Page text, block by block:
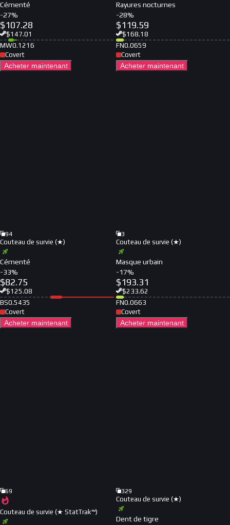
Cémenté
-27%
$107.28
$147.01
MW0.1216
Covert
Acheter maintenant
Rayures nocturnes
-28%
$119.59
$168.18
FN0.0659
Covert
Acheter maintenant
94
Couteau de survie (★)
Cémenté
-33%
$82.75
$125.08
BS0.5435
Covert
Acheter maintenant
3
Couteau de survie (★)
Masque urbain
-17%
$193.31
$233.62
FN0.0663
Covert
Acheter maintenant
69
Couteau de survie (★ StatTrak™)
329
Couteau de survie (★)
Dent de tigre